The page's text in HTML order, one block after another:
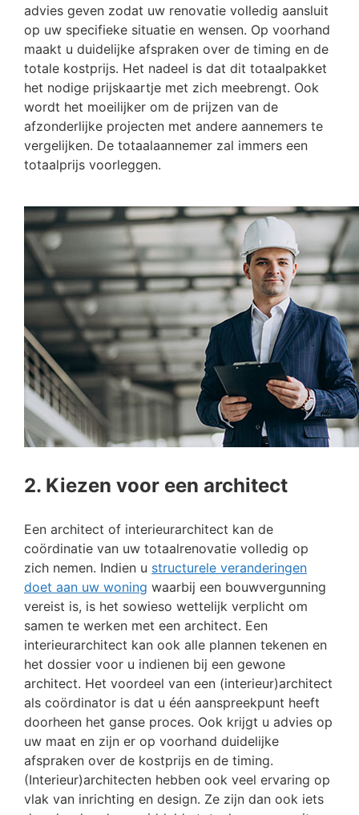
advies geven zodat uw renovatie volledig aansluit
op uw specifieke situatie en wensen. Op voorhand
maakt u duidelijke afspraken over de timing en de
totale kostprijs. Het nadeel is dat dit totaalpakket
het nodige prijskaartje met zich meebrengt. Ook
wordt het moeilijker om de prijzen van de
afzonderlijke projecten met andere aannemers te
vergelijken. De totaalaannemer zal immers een
totaalprijs voorleggen.
2. Kiezen voor een architect
Een architect of interieurarchitect kan de
coördinatie van uw totaalrenovatie volledig op
zich nemen. Indien u structurele veranderingen
doet aan uw woning waarbij een bouwvergunning
vereist is, is het sowieso wettelijk verplicht om
samen te werken met een architect. Een
interieurarchitect kan ook alle plannen tekenen en
het dossier voor u indienen bij een gewone
architect. Het voordeel van een (interieur)architect
als coördinator is dat u één aanspreekpunt heeft
doorheen het ganse proces. Ook krijgt u advies op
uw maat en zijn er op voorhand duidelijke
afspraken over de kostprijs en de timing.
(Interieur)architecten hebben ook veel ervaring op
vlak van inrichting en design. Ze zijn dan ook iets